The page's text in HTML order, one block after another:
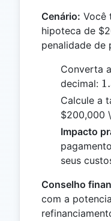
Cenário: Você
hipoteca de
penalidade de
Converta
decimal:
÷
=
Calcule a
$200,000
Impacto
seus
Conselho
com a